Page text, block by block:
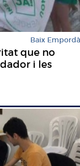
Baix Empordà
que no
i les